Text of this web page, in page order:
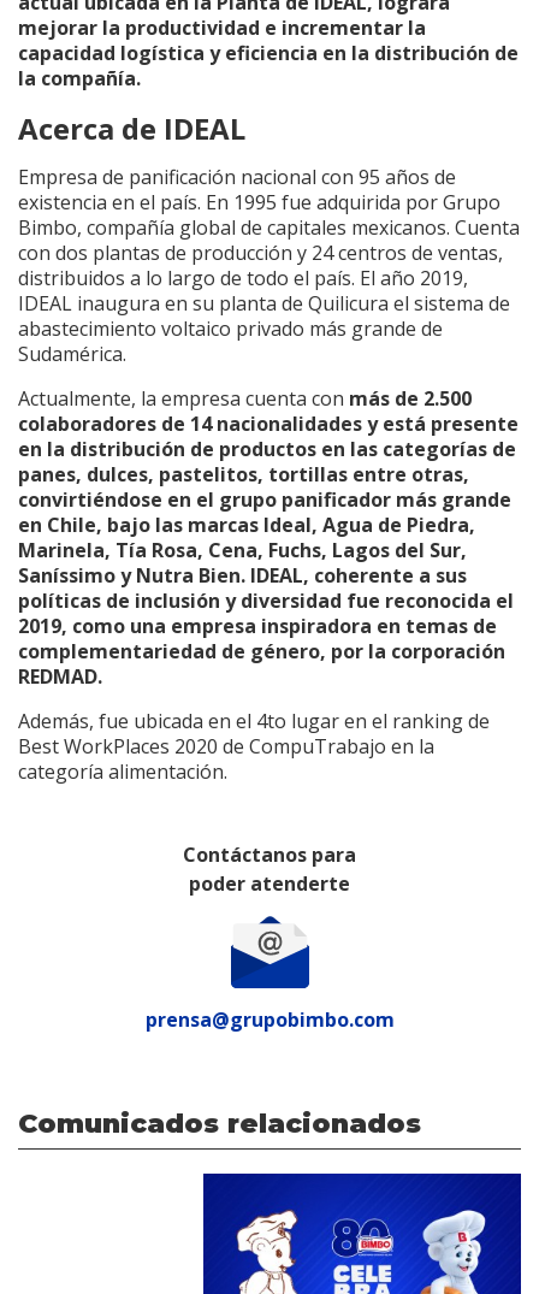
mejorar la productividad e incrementar la
capacidad logística y eficiencia en la distribución de
la compañía.
Acerca de IDEAL
Empresa de panificación nacional con 95 años de
existencia en el país. En 1995 fue adquirida por Grupo
Bimbo, compañía global de capitales mexicanos. Cuenta
con dos plantas de producción y 24 centros de ventas,
distribuidos a lo largo de todo el país. El año 2019,
IDEAL inaugura en su planta de Quilicura el sistema de
abastecimiento voltaico privado más grande de
Sudamérica.
Actualmente, la empresa cuenta con más de 2.500
colaboradores de 14 nacionalidades y está presente
en la distribución de productos en las categorías de
panes, dulces, pastelitos, tortillas entre otras,
convirtiéndose en el grupo panificador más grande
en Chile, bajo las marcas Ideal, Agua de Piedra,
Marinela, Tía Rosa, Cena, Fuchs, Lagos del Sur,
Saníssimo y Nutra Bien. IDEAL, coherente a sus
políticas de inclusión y diversidad fue reconocida el
2019, como una empresa inspiradora en temas de
complementariedad de género, por la corporación
REDMAD.
Además, fue ubicada en el 4to lugar en el ranking de
Best WorkPlaces 2020 de CompuTrabajo en la
categoría alimentación.
Contáctanos para
poder atenderte
prensa@grupobimbo.com
Comunicados relacionados